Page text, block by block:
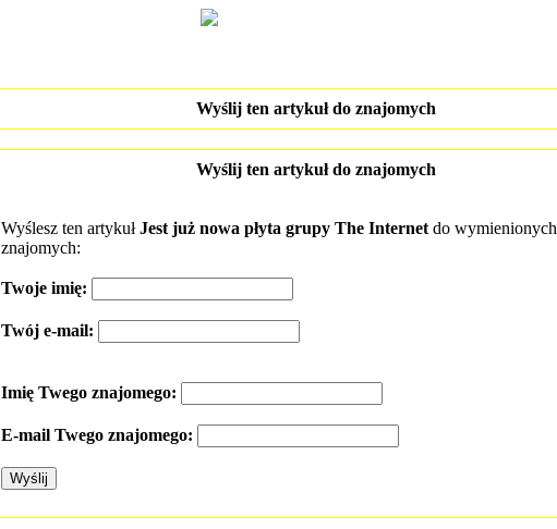
Wyślij ten artykuł do znajomych
Wyślij ten artykuł do znajomych
Wyślesz ten artykułJest już nowa płyta grupy The Internet do wymienionych
znajomych:
Twoje imię:
Twój e-mail:
Imię Twego znajomego:
E-mail Twego znajomego: